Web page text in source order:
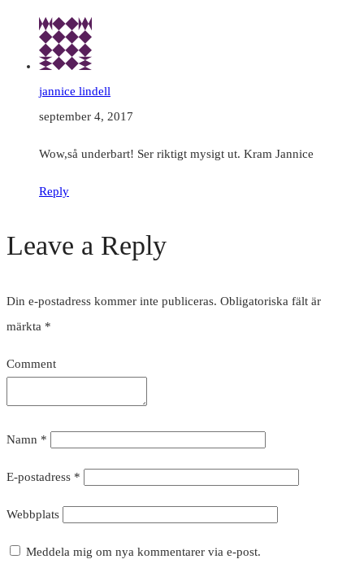
jannice lindell
september 4, 2017
Wow,så underbart! Ser riktigt mysigt ut. Kram Jannice
Reply
Leave a Reply
Din e-postadress kommer inte publiceras. Obligatoriska fält är
märkta *
Comment
Namn *
E-postadress *
Webbplats
Meddela mig om nya kommentarer via e-post.